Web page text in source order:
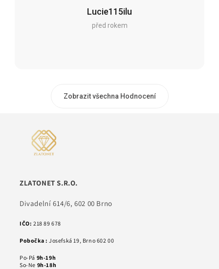
Lucie115ilu
před rokem
Zobrazit všechna Hodnocení
ZLATONET S.R.O.
Divadelní 614/6, 602 00 Brno
IČO: 218 89 678
Pobočka : Josefská 19, Brno 602 00
Po-Pá 9h-19h
So-Ne 9h-18h